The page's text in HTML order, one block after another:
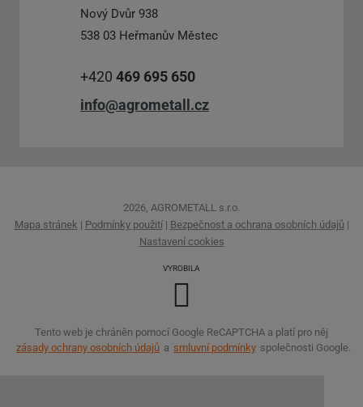
Nový Dvůr 938
538 03 Heřmanův Městec
+420 469 695 650
info@agrometall.cz
2026, AGROMETALL s.r.o.
Mapa stránek | Podmínky použití | Bezpečnost a ochrana osobních údajů |
Nastavení cookies
VYROBILA
Tento web je chráněn pomocí Google ReCAPTCHA a platí pro něj
zásady ochrany osobních údajů a smluvní podmínky společnosti Google.